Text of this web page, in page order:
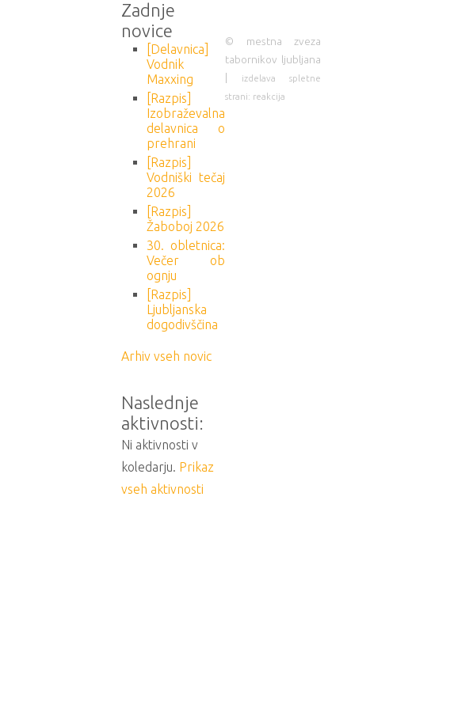
Zadnje
novice
[Delavnica]
Vodnik
Maxxing
[Razpis]
Izobraževalna
delavnica o
prehrani
[Razpis]
Vodniški tečaj
2026
[Razpis]
Žaboboj 2026
30. obletnica:
Večer ob
ognju
[Razpis]
Ljubljanska
dogodivščina
Arhiv vseh novic
Naslednje
aktivnosti:
Ni aktivnosti v
koledarju. Prikaz
vseh aktivnosti
© mestna zveza
tabornikov ljubljana
izdelava spletne
strani: reakcija